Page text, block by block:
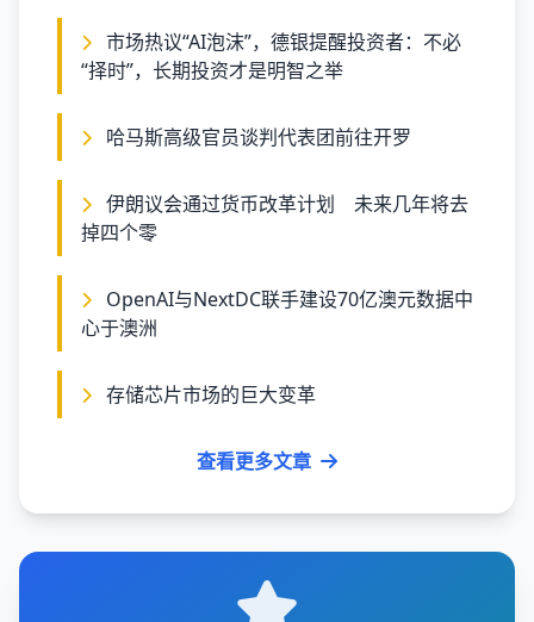
“择时”，长期投资才是明智之举
哈马斯高级官员谈判代表团前往开罗
掉四个零
心于澳洲
存储芯片市场的巨大变革
查看更多文章